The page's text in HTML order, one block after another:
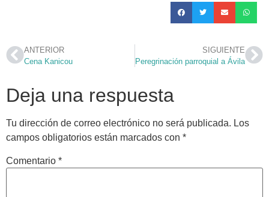
ANTERIOR
Cena Kanicou
SIGUIENTE
Peregrinación parroquial a Ávila
Deja una respuesta
Tu dirección de correo electrónico no será publicada. Los
campos obligatorios están marcados con *
Comentario *